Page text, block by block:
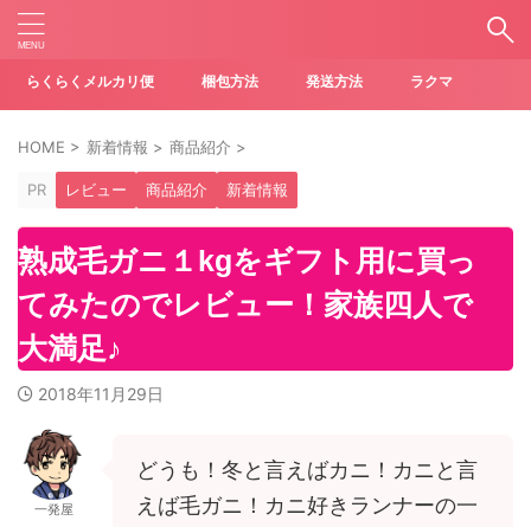
らくらくメルカリ便 梱包方法 発送方法 ラクマ
HOME > 新着情報 > 商品紹介 >
PR レビュー 商品紹介 新着情報
熟成毛ガニ１kgをギフト用に買っ
てみたのでレビュー！家族四人で
大満足♪
2018年11月29日
一発屋
どうも！冬と言えばカニ！カニと言
えば毛ガニ！カニ好きランナーの一